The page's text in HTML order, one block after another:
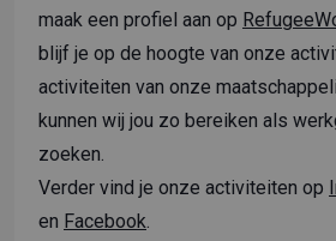
maak een profiel aan op
blijf je op de hoogte van onze
activiteiten van onze
kunnen wij jou zo bereiken als
zoeken.
Verder vind je onze activiteiten op
en Facebook